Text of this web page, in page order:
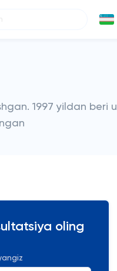
1997 yildan beri u
oling